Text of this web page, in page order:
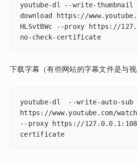
youtube-dl --write-
download https://
HLSvtBWc --proxy https://
no-check-certificate
下载字幕（有些网站的字幕文件是与视
youtube-dl  --write-auto-sub
https://www.youtube.com/
--proxy https://
certificate